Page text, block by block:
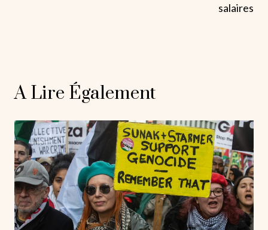
salaires
A Lire Également